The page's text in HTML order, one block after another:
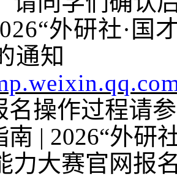
6“外研社· 国
通知
名操作过程请
南 | 2026“外研
力大赛官网报